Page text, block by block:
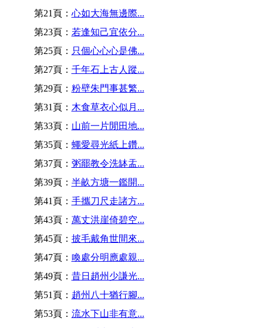
第21頁： 心如大海無邊際...
第23頁： 若逢知己宜依分...
第25頁： 只個心心心是佛...
第27頁： 千年石上古人蹤...
第29頁： 粉壁朱門事甚繁...
第31頁： 木食草衣心似月...
第33頁： 山前一片閒田地...
第35頁： 蠅愛尋光紙上鑽...
第37頁： 粥罷教令洗缽盂...
第39頁： 半畝方塘一鑑開...
第41頁： 手攜刀尺走諸方...
第43頁： 萬丈洪崖倚碧空...
第45頁： 披毛戴角世間來...
第47頁： 喚處分明應處親...
第49頁： 昔日趙州少謙光...
第51頁： 趙州八十猶行腳...
第53頁： 流水下山非有意...